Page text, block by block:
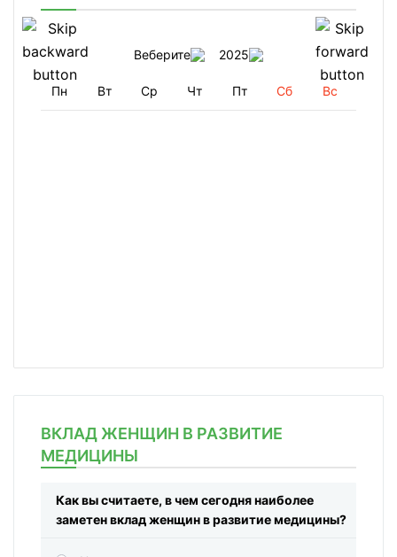
Веберите 2025
Пн Вт Ср Чт Пт Сб Вс
ВКЛАД ЖЕНЩИН В РАЗВИТИЕ
МЕДИЦИНЫ
Как вы считаете, в чем сегодня наиболее
заметен вклад женщин в развитие медицины?